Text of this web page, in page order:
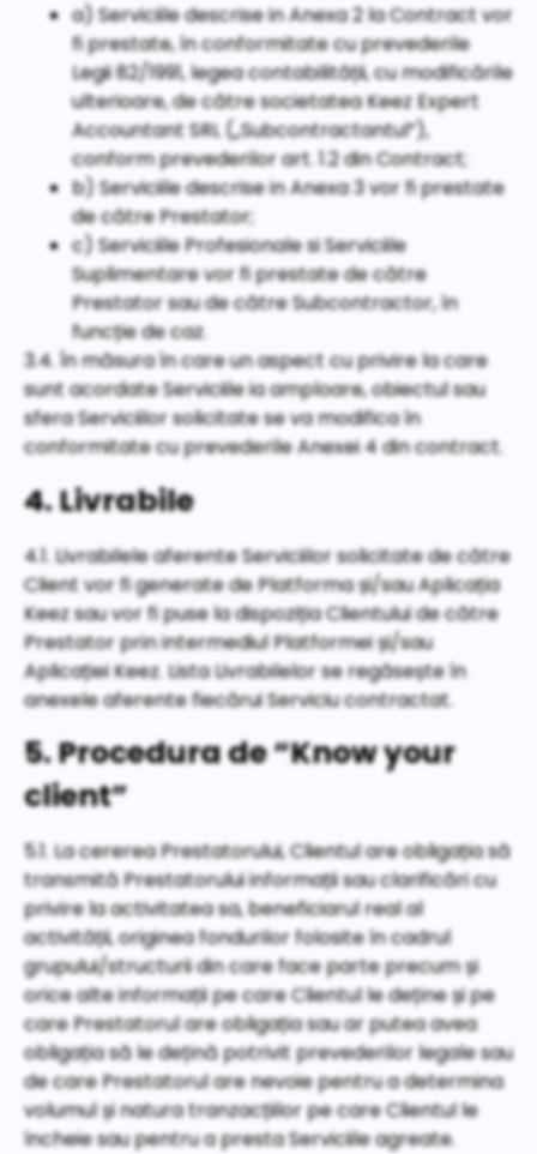
a) Serviciile descrise in Anexa 2 la Contract vor
fi prestate, în conformitate cu prevederile
Legii 82/1991, legea contabilității, cu modificările
ulterioare, de către societatea Keez Expert
Accountant SRL („Subcontractantul”),
conform prevederilor art. 1.2 din Contract;
b) Serviciile descrise in Anexa 3 vor fi prestate
de către Prestator;
c) Serviciile Profesionale si Serviciile
Suplimentare vor fi prestate de către
Prestator sau de către Subcontractor, în
funcție de caz.
3.4. În măsura în care un aspect cu privire la care
sunt acordate Serviciile ia amploare, obiectul sau
sfera Serviciilor solicitate se va modifica în
conformitate cu prevederile Anexei 4 din contract.
4. Livrabile
4.1. Livrabilele aferente Serviciilor solicitate de către
Client vor fi generate de Platforma și/sau Aplicația
Keez sau vor fi puse la dispoziția Clientului de către
Prestator prin intermediul Platformei și/sau
Aplicației Keez. Lista Livrabilelor se regăsește în
anexele aferente fiecărui Serviciu contractat.
5. Procedura de “Know your
client”
5.1. La cererea Prestatorului, Clientul are obligația să
transmită Prestatorului informații sau clarificări cu
privire la activitatea sa, beneficiarul real al
activității, originea fondurilor folosite în cadrul
grupului/structurii din care face parte precum și
orice alte informații pe care Clientul le deține și pe
care Prestatorul are obligația sau ar putea avea
obligația să le dețină potrivit prevederilor legale sau
de care Prestatorul are nevoie pentru a determina
volumul și natura tranzacțiilor pe care Clientul le
încheie sau pentru a presta Serviciile agreate.